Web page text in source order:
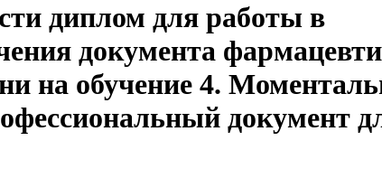
диплом для работы в
документа
на обучение 4.
документ